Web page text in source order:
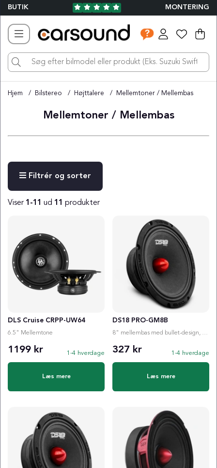
BUTIK MONTERING
.
Hjem Bilstereo Højttalere Mellemtoner / Mellembas
Mellemtoner / Mellembas
Filtrér og sorter
Viser 1-11 ud 11 produkter
DLS Cruise CRPP-UW64
6.5" Mellemtone
1199 kr 1-4 hverdage
Læs mere
DS18 PRO-GM8B
8" mellembas med bullet-design, der leverer høj følsomhed, tydelig gengivelse og masser af tryk ti...
327 kr 1-4 hverdage
Læs mere